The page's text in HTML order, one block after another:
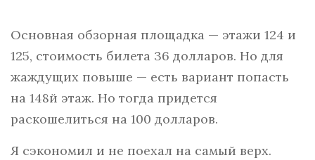
Основная обзорная площадка — этажи 124 и
125, стоимость билета 36 долларов. Но для
жаждущих повыше — есть вариант попасть
на 148й этаж. Но тогда придется
раскошелиться на 100 долларов.
Я сэкономил и не поехал на самый верх.